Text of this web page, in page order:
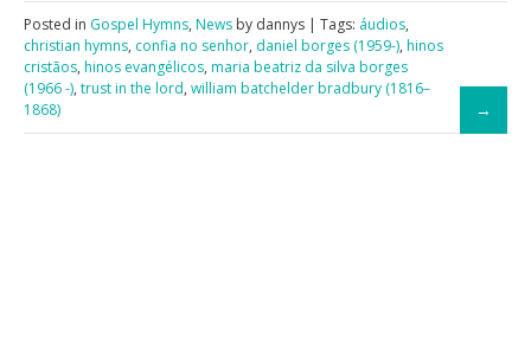
Posted in Gospel Hymns, News by dannys | Tags: áudios,
christian hymns, confia no senhor, daniel borges (1959-), hinos
cristãos, hinos evangélicos, maria beatriz da silva borges
(1966 -), trust in the lord, william batchelder bradbury (1816–
1868)